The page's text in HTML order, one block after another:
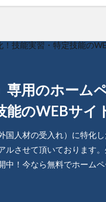
技能実習・特定技能の
専用のホーム
能のWEBサイ
国人材の受入れ）に特化
させて頂いております
中！今なら無料でホーム